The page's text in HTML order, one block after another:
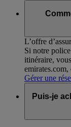
L’offre
Si notre
itinéraire,
emirates.com,
Gérer une
Puis-je